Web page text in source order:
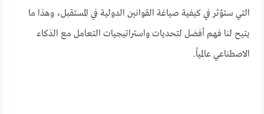
التي ستؤثر في كيفية صياغة القوانين الدولية في المستقبل، وهذا ما
يتيح لنا فهم أفضل لتحديات واستراتيجيات التعامل مع الذكاء
الاصطناعي عالمياً.